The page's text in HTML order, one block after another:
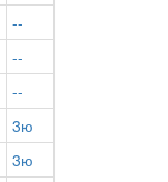
--
--
--
3ю
3ю